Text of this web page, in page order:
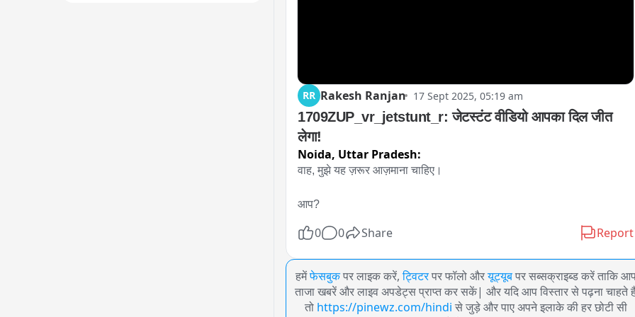
RR Rakesh Ranjan 17 Sept 2025, 05:19 am
1709ZUP_vr_jetstunt_r: जेटस्टंट वीडियो आपका दिल जीत
लेगा!
Noida, Uttar Pradesh:
वाह, मुझे यह ज़रूर आज़माना चाहिए।
आप?
0 0 Share Report
हमेंफेसबुक पर लाइक करें, ट्विटर पर फॉलो औरयूट्यूब पर सब्सक्राइब्ड करें ताकि
ताजा खबरें और लाइव अपडेट्स प्राप्त कर सकें| और यदि आप विस्तार से पढ़ना चाहते
तो https://pinewz.com/hindi से जुड़े और पाए अपने इलाके की हर छोटी सी